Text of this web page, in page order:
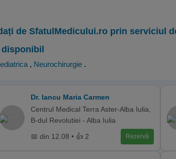
de SfatulMedicului.ro prin serviciul
disponibil
, Neurochirurgie .
Dr. Iancu Maria Carmen
Centrul Medical Terra Aster-Alba Iulia,
B-dul Revolutiei - Alba Iulia
📅 din 12.08 • 👍 2 Rezervă